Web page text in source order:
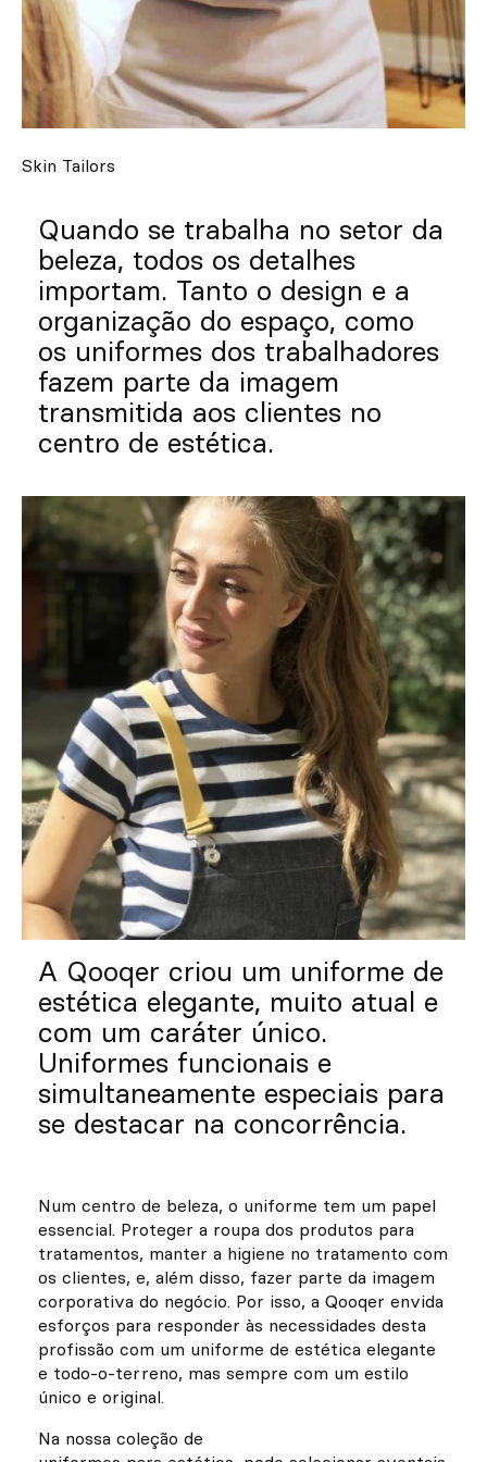
Inspire-se
Procurar
Skin Tailors
Quando se trabalha no setor da
beleza, todos os detalhes
importam. Tanto o design e a
organização do espaço, como
os uniformes dos trabalhadores
fazem parte da imagem
transmitida aos clientes no
centro de estética.
A Qooqer criou um uniforme de
estética elegante, muito atual e
com um caráter único.
Uniformes funcionais e
simultaneamente especiais para
se destacar na concorrência.
Num centro de beleza, o uniforme tem um papel
essencial. Proteger a roupa dos produtos para
tratamentos, manter a higiene no tratamento com
os clientes, e, além disso, fazer parte da imagem
corporativa do negócio. Por isso, a Qooqer envida
esforços para responder às necessidades desta
profissão com um uniforme de estética elegante
e todo-o-terreno, mas sempre com um estilo
único e original.
Na nossa coleção de